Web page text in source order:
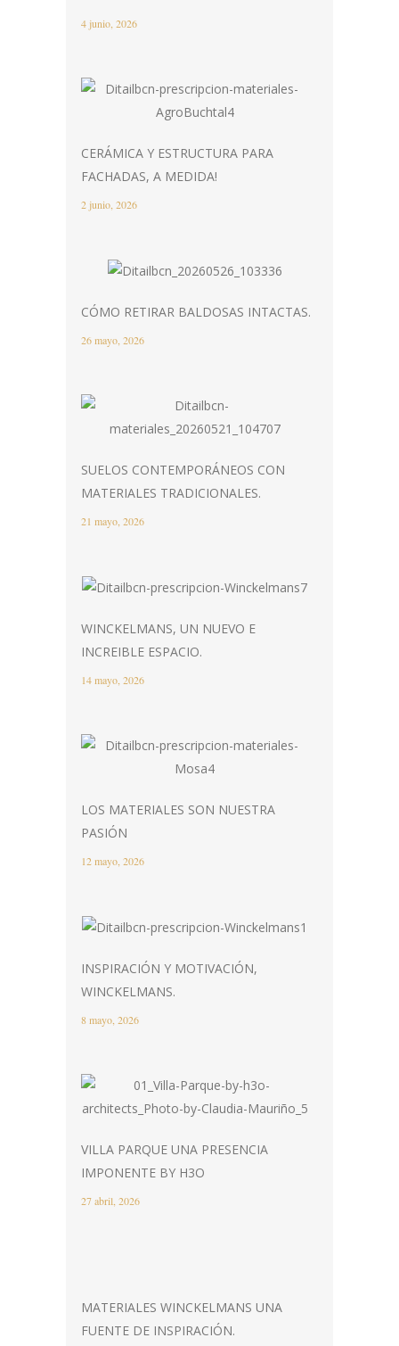
4 junio, 2026
CERÁMICA Y ESTRUCTURA PARA
FACHADAS, A MEDIDA!
2 junio, 2026
CÓMO RETIRAR BALDOSAS INTACTAS.
26 mayo, 2026
SUELOS CONTEMPORÁNEOS CON
MATERIALES TRADICIONALES.
21 mayo, 2026
WINCKELMANS, UN NUEVO E
INCREIBLE ESPACIO.
14 mayo, 2026
LOS MATERIALES SON NUESTRA
PASIÓN
12 mayo, 2026
INSPIRACIÓN Y MOTIVACIÓN,
WINCKELMANS.
8 mayo, 2026
VILLA PARQUE UNA PRESENCIA
IMPONENTE BY H3O
27 abril, 2026
MATERIALES WINCKELMANS UNA
FUENTE DE INSPIRACIÓN.